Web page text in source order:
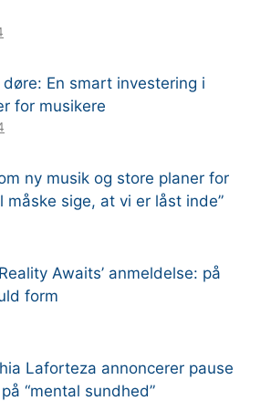
En smart investering i
for musikere
ny musik og store planer for
måske sige, at vi er låst inde”
Awaits’ anmeldelse: på
form
Laforteza annoncerer pause
“mental sundhed”